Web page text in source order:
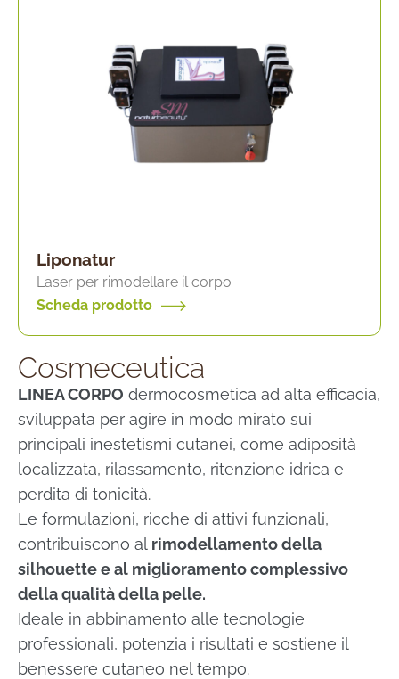
Liponatur
Laser per rimodellare il corpo
Scheda prodotto
Cosmeceutica
LINEA CORPO dermocosmetica ad alta efficacia,
sviluppata per agire in modo mirato sui
principali inestetismi cutanei, come adiposità
localizzata, rilassamento, ritenzione idrica e
perdita di tonicità.
Le formulazioni, ricche di attivi funzionali,
contribuiscono al rimodellamento della
silhouette e al miglioramentocomplessivo
della qualità della pelle.
Ideale in abbinamento alle tecnologie
professionali, potenzia i risultati e sostiene il
benessere cutaneo nel tempo.